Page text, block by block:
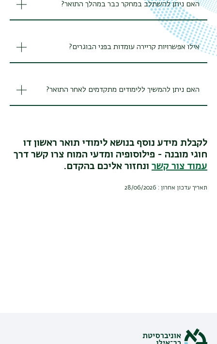
האם ניתן להשתלב במחקר כבר במהלך התואר?
אילו אפשרויות קריירה עומדות בפני הבוגרים?
האם ניתן להמשיך ללימודים מתקדמים לאחר התואר?
לקבלת מידע נוסף בנושא לימודי תואר ראשון דו
חוגי מובנה - פילוסופיה ומדעי המוח צרו קשר דרך
עמוד צור קשר ונחזור אליכם בהקדם.
תאריך עדכון אחרון : 28/06/2026